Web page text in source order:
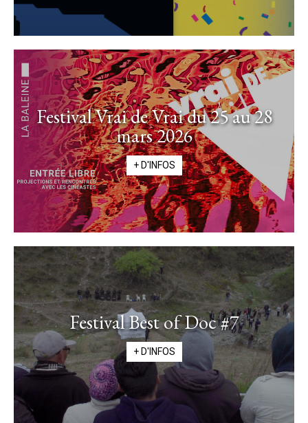
Festival Vrai de Vrai du 25 au 28
mars 2026
+ D'INFOS
Festival Best of Doc #7
+ D'INFOS